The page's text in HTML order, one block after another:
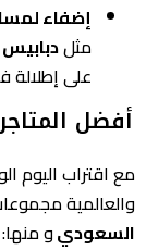
إضفاء
مثل
على إطلالة
أفضل
مع اقتراب اليوم
والعالمية
السعوديو منها: